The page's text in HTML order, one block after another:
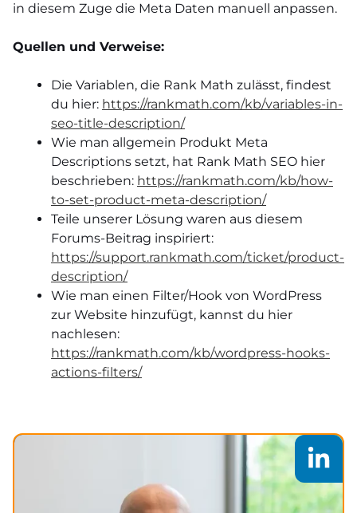
in diesem Zuge die Meta Daten manuell anpassen.
Quellen und Verweise:
Die Variablen, die Rank Math zulässt, findest
du hier: https://rankmath.com/kb/variables-in-
seo-title-description/
Wie man allgemein Produkt Meta
Descriptions setzt, hat Rank Math SEO hier
beschrieben: https://rankmath.com/kb/how-
to-set-product-meta-description/
Teile unserer Lösung waren aus diesem
Forums-Beitrag inspiriert:
https://support.rankmath.com/ticket/product-
description/
Wie man einen Filter/Hook von WordPress
zur Website hinzufügt, kannst du hier
nachlesen:
https://rankmath.com/kb/wordpress-hooks-
actions-filters/